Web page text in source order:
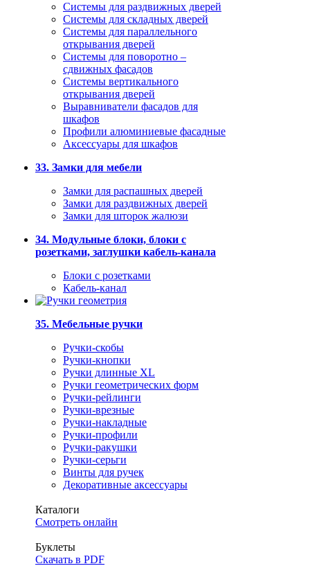
Системы для раздвижных дверей
Системы для складных дверей
Системы для параллельного
открывания дверей
Системы для поворотно –
сдвижных фасадов
Системы вертикального
открывания дверей
Выравниватели фасадов для
шкафов
Профили алюминиевые фасадные
Аксессуары для шкафов
33. Замки для мебели
Замки для распашных дверей
Замки для раздвижных дверей
Замки для шторок жалюзи
34. Модульные блоки, блоки с
розетками, заглушки кабель-канала
Блоки с розетками
Кабель-канал
35. Мебельные ручки
Ручки-скобы
Ручки-кнопки
Ручки длинные XL
Ручки геометрических форм
Ручки-рейлинги
Ручки-врезные
Ручки-накладные
Ручки-профили
Ручки-ракушки
Ручки-серьги
Винты для ручек
Декоративные аксессуары
Каталоги
Смотреть онлайн
Буклеты
Скачать в PDF